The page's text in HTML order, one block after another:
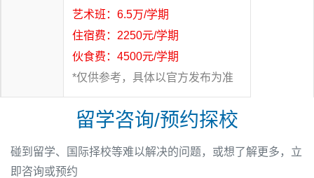
艺术班：6.5万/学期
住宿费：2250元/学期
伙食费：4500元/学期
*仅供参考，具体以官方发布为准
留学咨询/预约探校
碰到留学、国际择校等难以解决的问题，或想了解更多，立
即咨询或预约